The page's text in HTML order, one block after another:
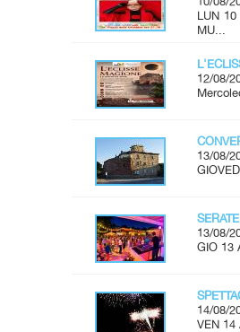
LUN 10
MU...
12/08/
13/08/
13/08/
GIO 13
14/08/
VEN 14